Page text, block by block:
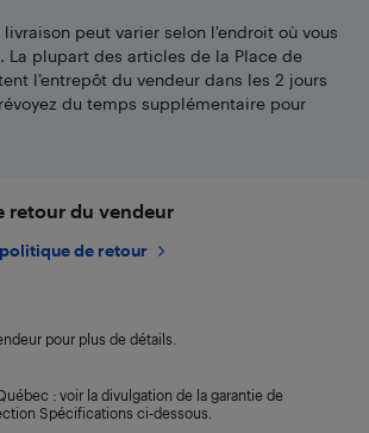
peut varier selon l'endroit où vous
La plupart des articles de la Place de
l’entrepôt du vendeur dans les 2 jours
du temps supplémentaire pour
retour du vendeur
de retour
pour plus de détails.
: voir la divulgation de la garantie de
Spécifications ci-dessous.